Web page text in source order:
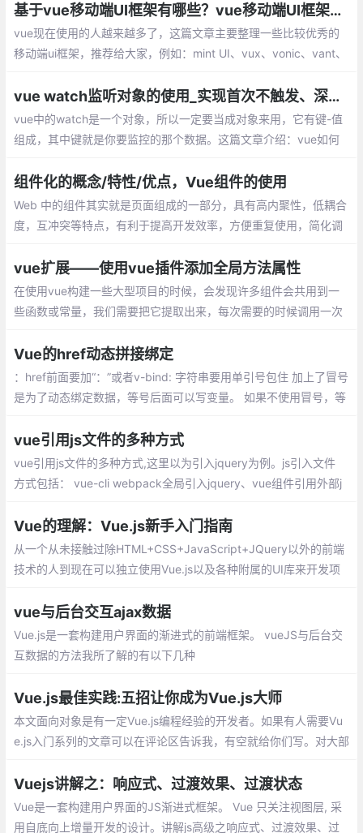
基于vue移动端UI框架有哪些？vue移动端UI框架总汇
vue现在使用的人越来越多了，这篇文章主要整理一些比较优秀的
移动端ui框架，推荐给大家，例如：mint UI、vux、vonic、vant、
vue watch监听对象的使用_实现首次不触发、深度监听
vue中的watch是一个对象，所以一定要当成对象来用，它有键-值
组成，其中键就是你要监控的那个数据。这篇文章介绍：vue如何
组件化的概念/特性/优点，Vue组件的使用
Web 中的组件其实就是页面组成的一部分，具有高内聚性，低耦合
度，互冲突等特点，有利于提高开发效率，方便重复使用，简化调
元素，封装可重用的代码。
vue扩展——使用vue插件添加全局方法属性
在使用vue构建一些大型项目的时候，会发现许多组件会共用到一
些函数或常量，我们需要把它提取出来，每次需要的时候调用一次
Vue的href动态拼接绑定
：href前面要加“：”或者v-bind: 字符串要用单引号包住 加上了冒号
是为了动态绑定数据，等号后面可以写变量。 如果不使用冒号，等
数据了
vue引用js文件的多种方式
vue引用js文件的多种方式,这里以为引入jquery为例。js引入文件
方式包括： vue-cli webpack全局引入jquery、vue组件引用外部j
Vue的理解：Vue.js新手入门指南
从一个从未接触过除HTML+CSS+JavaScript+JQuery以外的前端
技术的人到现在可以独立使用Vue.js以及各种附属的UI库来开发项
vue与后台交互ajax数据
Vue.js是一套构建用户界面的渐进式的前端框架。 vueJS与后台交
互数据的方法我所了解的有以下几种
Vue.js最佳实践:五招让你成为Vue.js大师
本文面向对象是有一定Vue.js编程经验的开发者。如果有人需要Vu
e.js入门系列的文章可以在评论区告诉我，有空就给你们写。对大部
网站
Vuejs讲解之：响应式、过渡效果、过渡状态
Vue是一套构建用户界面的JS渐进式框架。 Vue 只关注视图层, 采
用自底向上增量开发的设计。讲解js高级之响应式、过渡效果、过